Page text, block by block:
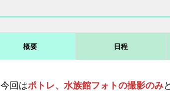
概要 日程
今回はポトレ、水族館フォトの撮影のみ